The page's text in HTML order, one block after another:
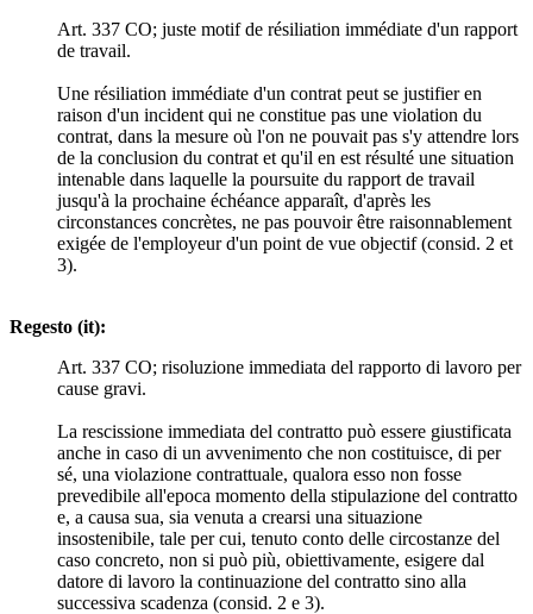
Art. 337 CO; juste motif de résiliation immédiate d'un rapport
de travail.
Une résiliation immédiate d'un contrat peut se justifier en
raison d'un incident qui ne constitue pas une violation du
contrat, dans la mesure où l'on ne pouvait pas s'y attendre lors
de la conclusion du contrat et qu'il en est résulté une situation
intenable dans laquelle la poursuite du rapport de travail
jusqu'à la prochaine échéance apparaît, d'après les
circonstances concrètes, ne pas pouvoir être raisonnablement
exigée de l'employeur d'un point de vue objectif (consid. 2 et
3).
Regesto (it):
Art. 337 CO; risoluzione immediata del rapporto di lavoro per
cause gravi.
La rescissione immediata del contratto può essere giustificata
anche in caso di un avvenimento che non costituisce, di per
sé, una violazione contrattuale, qualora esso non fosse
prevedibile all'epoca momento della stipulazione del contratto
e, a causa sua, sia venuta a crearsi una situazione
insostenibile, tale per cui, tenuto conto delle circostanze del
caso concreto, non si può più, obiettivamente, esigere dal
datore di lavoro la continuazione del contratto sino alla
successiva scadenza (consid. 2 e 3).